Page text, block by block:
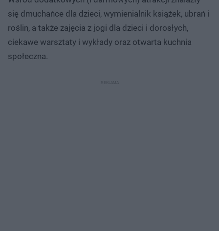
się dmuchańce dla dzieci, wymienialnik książek, ubrań i
roślin, a także zajęcia z jogi dla dzieci i dorosłych,
ciekawe warsztaty i wykłady oraz otwarta kuchnia
społeczna.